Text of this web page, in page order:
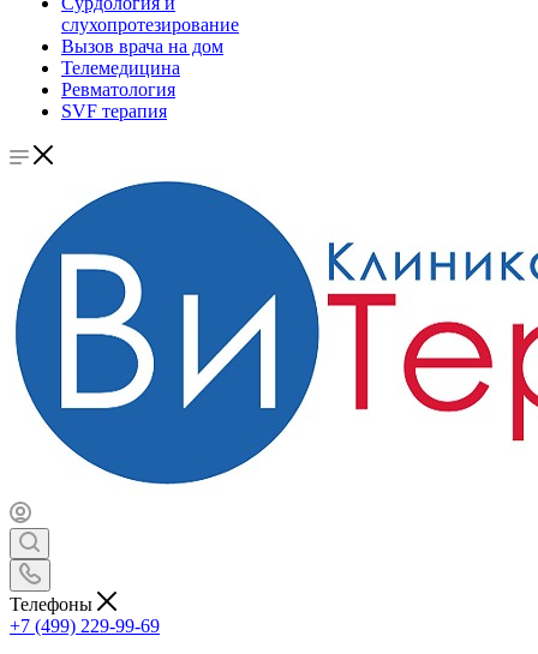
слухопротезирование
Вызов врача на дом
Телемедицина
Ревматология
SVF терапия
Телефоны
+7 (499) 229-99-69